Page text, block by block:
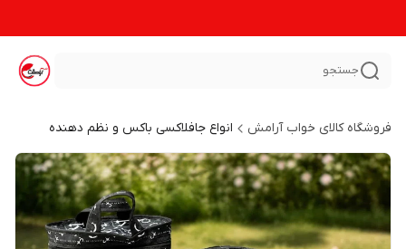
جستجو
فروشگاه کالای خواب آرامش انواع جافلاکسی باکس و نظم دهنده